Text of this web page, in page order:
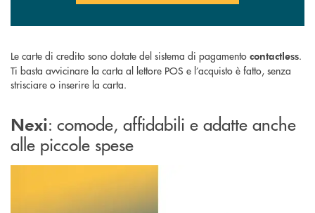
Le carte di credito sono dotate del sistema di pagamento contactless.
Ti basta avvicinare la carta al lettore POS e l’acquisto è fatto, senza
strisciare o inserire la carta.
Nexi: comode, affidabili e adatte anche
alle piccole spese